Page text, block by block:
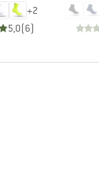
+2
5,0(6)